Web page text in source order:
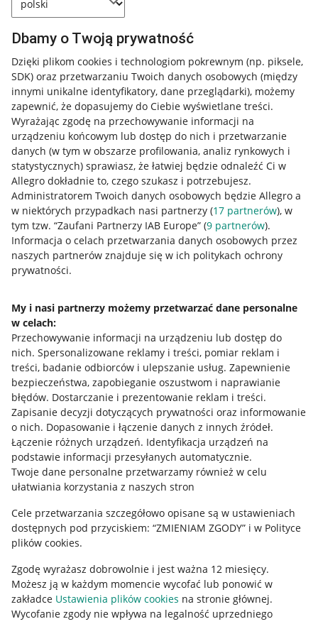
Dbamy o Twoją prywatność
Dzięki plikom cookies i technologiom pokrewnym (np. piksele,
SDK) oraz przetwarzaniu Twoich danych osobowych (między
innymi unikalne identyfikatory, dane przeglądarki), możemy
zapewnić, że dopasujemy do Ciebie wyświetlane treści.
Wyrażając zgodę na przechowywanie informacji na
urządzeniu końcowym lub dostęp do nich i przetwarzanie
danych (w tym w obszarze profilowania, analiz rynkowych i
statystycznych) sprawiasz, że łatwiej będzie odnaleźć Ci w
Allegro dokładnie to, czego szukasz i potrzebujesz.
Administratorem Twoich danych osobowych będzie Allegro a
w niektórych przypadkach nasi partnerzy (17 partnerów), w
tym tzw. “Zaufani Partnerzy IAB Europe” (9 partnerów).
Informacja o celach przetwarzania danych osobowych przez
naszych partnerów znajduje się w ich politykach ochrony
prywatności.
My i nasi partnerzy możemy przetwarzać dane personalne
w celach:
Przechowywanie informacji na urządzeniu lub dostęp do
nich. Spersonalizowane reklamy i treści, pomiar reklam i
treści, badanie odbiorców i ulepszanie usług. Zapewnienie
bezpieczeństwa, zapobieganie oszustwom i naprawianie
błędów. Dostarczanie i prezentowanie reklam i treści.
Zapisanie decyzji dotyczących prywatności oraz informowanie
o nich. Dopasowanie i łączenie danych z innych źródeł.
Łączenie różnych urządzeń. Identyfikacja urządzeń na
podstawie informacji przesyłanych automatycznie.
Twoje dane personalne przetwarzamy również w celu
ułatwiania korzystania z naszych stron
Cele przetwarzania szczegółowo opisane są w ustawieniach
dostępnych pod przyciskiem: “ZMIENIAM ZGODY” i w Polityce
plików cookies.
Zgodę wyrażasz dobrowolnie i jest ważna 12 miesięcy.
Możesz ją w każdym momencie wycofać lub ponowić w
zakładce Ustawienia plików cookies na stronie głównej.
Wycofanie zgody nie wpływa na legalność uprzedniego
Przydatne informacje
Jak to działa
Allegro Gadane dla sprzedających
Allegro Gadane dla kupujących
Mapa miejscowości
Informacje prawne
Regulamin
Polityka plików "cookies"
Ustawienia plików "cookies"
Udostępnianie lokalizacji
Informacje dla Aktu o Usługach Cyfrowych
Pobierz aplikację